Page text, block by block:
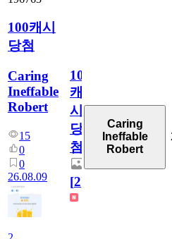
100캐시
당첨
Caring
Ineffable
Robert
15
0
0
26.08.09
100
캐
시
당
첨
[2]
Caring
Ineffable
Robert